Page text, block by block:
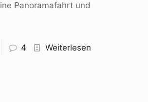
Panoramafahrt und
4 Weiterlesen